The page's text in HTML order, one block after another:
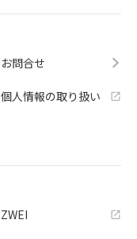
お問合せ
個人情報の取り扱い
ZWEI